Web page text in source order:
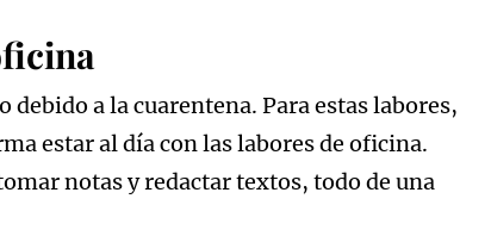
a la cuarentena. Para estas labores,
estar al día con las labores de oficina.
notas y redactar textos, todo de una